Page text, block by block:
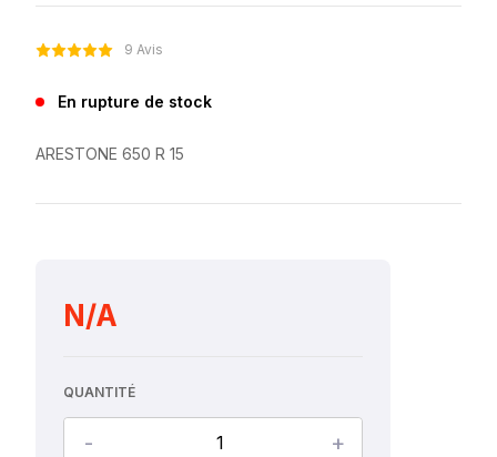
9 Avis
En rupture de stock
ARESTONE 650 R 15
N/A
QUANTITÉ
- +